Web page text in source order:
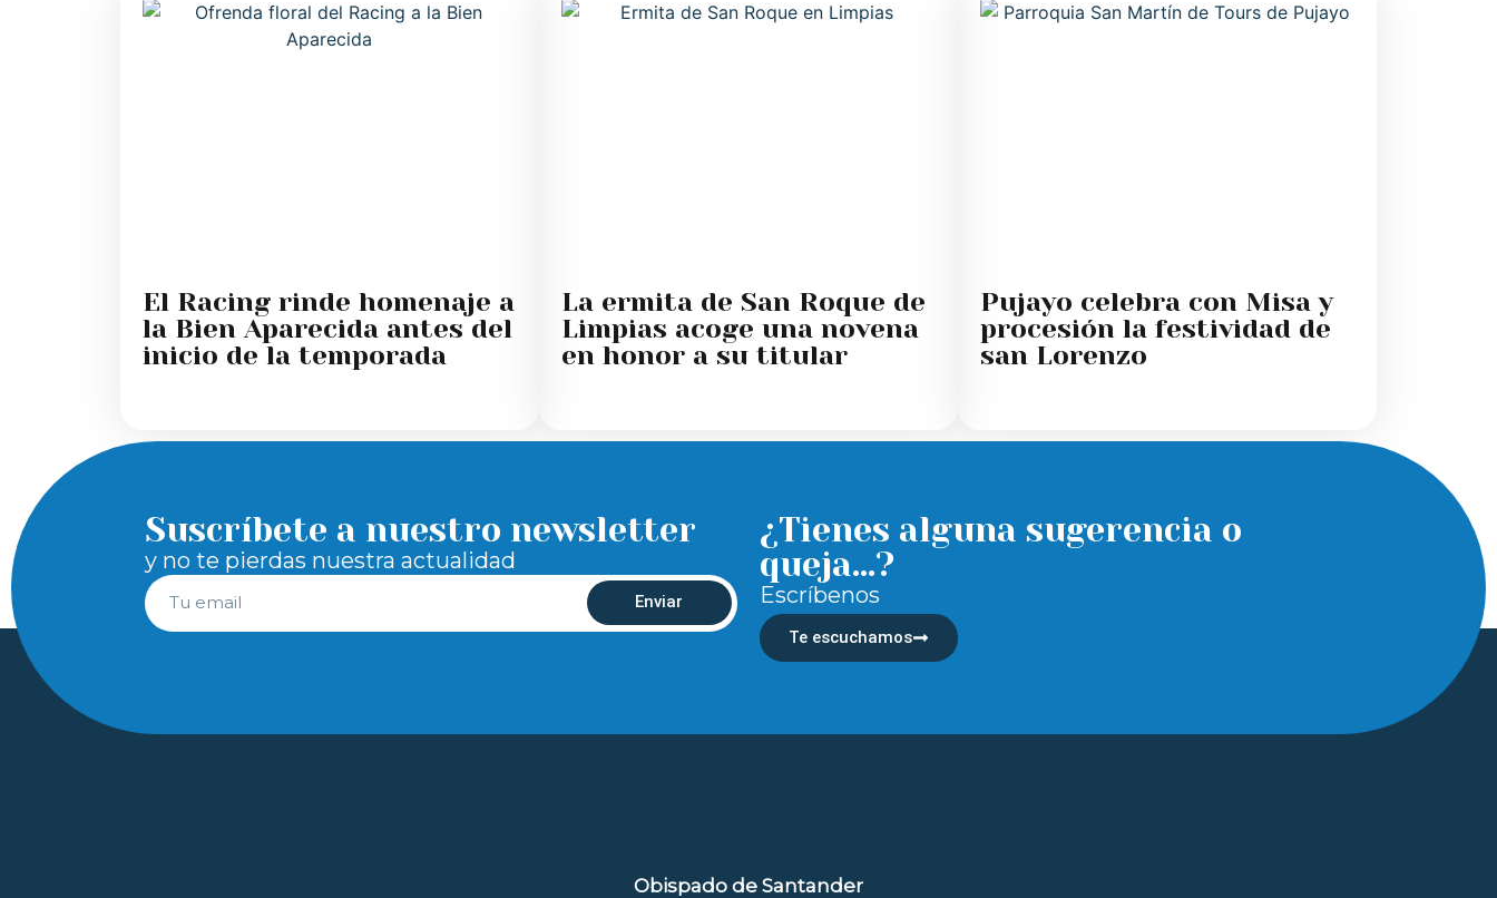
El Racing rinde homenaje a
la Bien Aparecida antes del
inicio de la temporada
La ermita de San Roque de
Limpias acoge una novena
en honor a su titular
Pujayo celebra con Misa y
procesión la festividad de
san Lorenzo
Suscríbete a nuestro newsletter
y no te pierdas nuestra actualidad
Enviar
¿Tienes alguna sugerencia o
queja...?
Escríbenos
Te escuchamos
Obispado de Santander